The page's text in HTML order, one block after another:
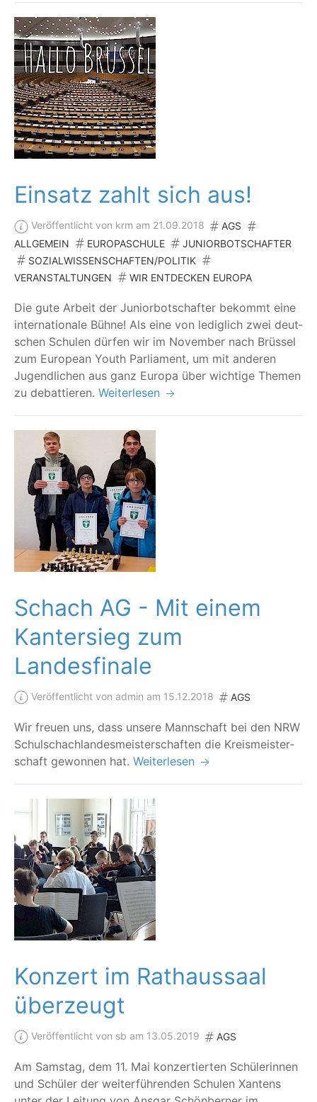
Einsatz zahlt sich aus!
Veröffentlicht von krm am 21.09.2018
AGS
ALLGEMEIN
EUROPASCHULE
JUNIORBOTSCHAFTER
SOZIALWISSENSCHAFTEN/POLITIK
VERANSTALTUNGEN
WIR ENTDECKEN EUROPA
Die gute Arbeit der Juni­or­bot­schaf­ter bekommt eine
inter­na­tio­na­le Büh­ne! Als eine von ledig­lich zwei deut­
schen Schu­len dür­fen wir im Novem­ber nach Brüs­sel
zum Euro­pean Youth Par­lia­ment, um mit ande­ren
Jugend­li­chen aus ganz Euro­pa über wich­ti­ge The­men
zu debattieren. Weiterlesen
Schach AG - Mit einem
Kantersieg zum
Landesfinale
Veröffentlicht von admin am 15.12.2018 AGS
Wir freu­en uns, dass unse­re Mann­schaft bei den NRW
Schul­schach­lan­des­meis­ter­schaf­ten die Kreis­meis­ter­
schaft gewon­nen hat. Weiterlesen
Konzert im Rathaussaal
überzeugt
Veröffentlicht von sb am 13.05.2019 AGS
Am Sams­tag, dem 11. Mai kon­zer­tier­ten Schü­le­rin­nen
und Schü­ler der wei­ter­füh­ren­den Schu­len Xan­tens